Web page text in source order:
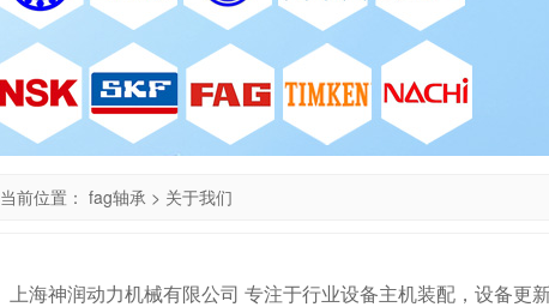
当前位置： fag轴承 > 关于我们
上海神润动力机械有限公司 专注于行业设备主机装配，设备